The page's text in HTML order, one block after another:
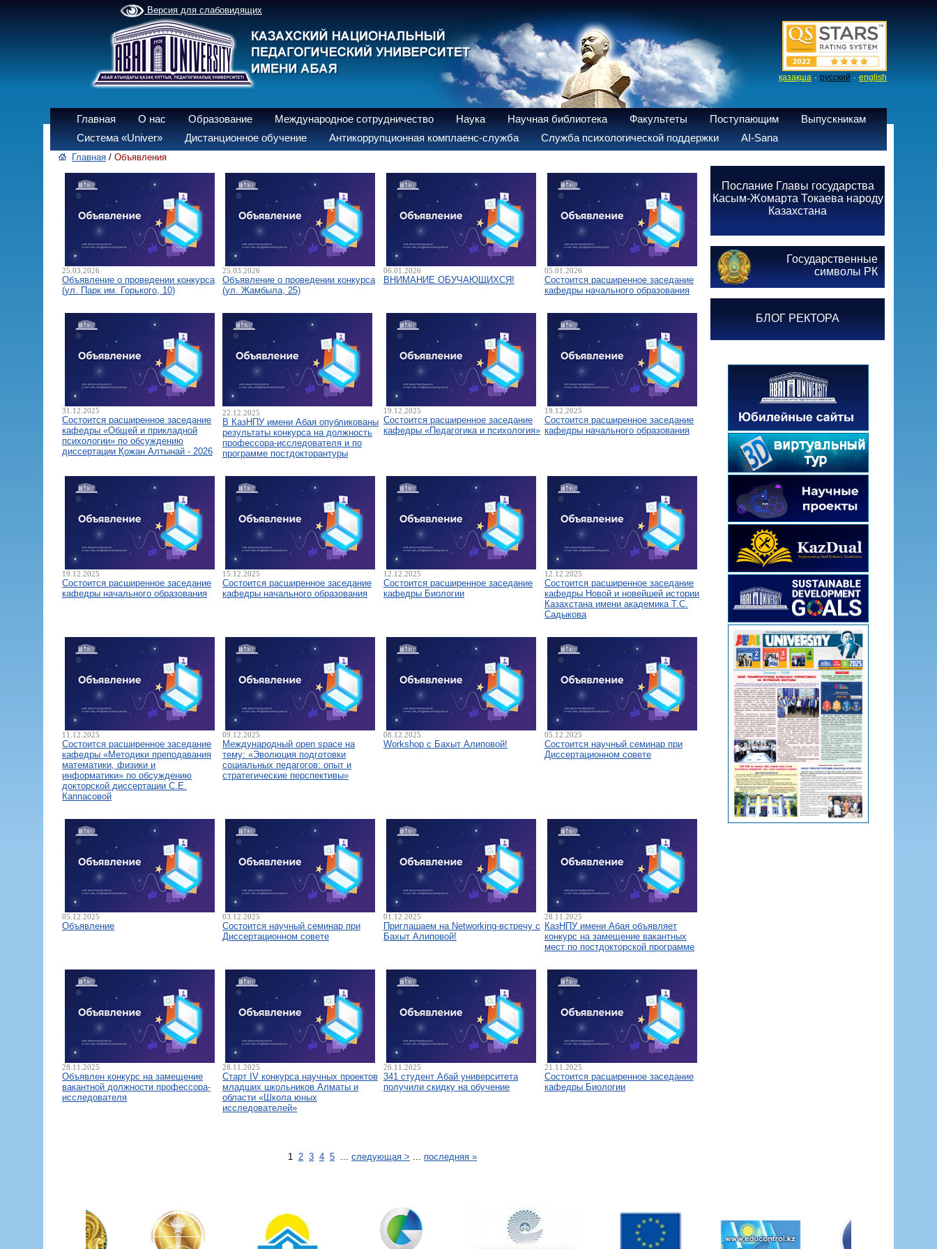
Версия для слабовидящих
қазақша · русский · english
Главная О нас Образование Международное сотрудничество Наука Научная библиотека Факультеты Поступающим
Выпускникам
Система «Univer»
Дистанционное обучение Антикоррупционная комплаенс-служба Служба психологической поддержки AI-Sana
Главная / Объявления
25.03.2026
Объявление о проведении конкурса
(ул. Парк им. Горького, 10)
25.03.2026
Объявление о проведении конкурса
(ул. Жамбыла, 25)
06.01.2026
ВНИМАНИЕ ОБУЧАЮЩИХСЯ!
05.01.2026
Состоится расширенное заседание
кафедры начального образования
31.12.2025
Состоится расширенное заседание
кафедры «Общей и прикладной
психологии» по обсуждению
диссертации Қожан Алтынай - 2026
22.12.2025
В КазНПУ имени Абая опубликованы
результаты конкурса на должность
профессора-исследователя и по
программе постдокторантуры
19.12.2025
Состоится расширенное заседание
кафедры «Педагогика и психология»
19.12.2025
Состоится расширенное заседание
кафедры начального образования
19.12.2025
Состоится расширенное заседание
кафедры начального образования
15.12.2025
Состоится расширенное заседание
кафедры начального образования
12.12.2025
Состоится расширенное заседание
кафедры Биологии
12.12.2025
Состоится расширенное заседание
кафедры Новой и новейшей истории
Казахстана имени академика Т.С.
Садыкова
11.12.2025
Состоится расширенное заседание
кафедры «Методики преподавания
математики, физики и
информатики» по обсуждению
докторской диссертации С.Е.
Каппасовой
09.12.2025
Международный open space на
тему: «Эволюция подготовки
социальных педагогов: опыт и
стратегические перспективы»
08.12.2025
Workshop с Бахыт Алиповой!
05.12.2025
Состоится научный семинар при
Диссертационном совете
05.12.2025
Объявление
03.12.2025
Состоится научный семинар при
Диссертационном совете
01.12.2025
Приглашаем на Networking-встречу с
Бахыт Алиповой!
28.11.2025
КазНПУ имени Абая объявляет
конкурс на замещение вакантных
мест по постдокторской программе
28.11.2025
Объявлен конкурс на замещение
вакантной должности профессора-
исследователя
28.11.2025
Старт IV конкурса научных проектов
младших школьников Алматы и
области «Школа юных
исследователей»
26.11.2025
341 студент Абай университета
получили скидку на обучение
21.11.2025
Состоится расширенное заседание
кафедры Биологии
1 2 3 4 5 ... следующая > ... последняя »
Послание Главы государства
Касым-Жомарта Токаева народу
Казахстана
Государственные
символы РК
БЛОГ РЕКТОРА